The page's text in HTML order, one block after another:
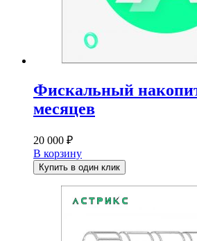
Фискальный
месяцев
20 000 ₽
В корзину
Купить в один клик